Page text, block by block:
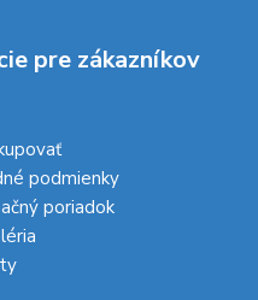
pre zákazníkov
podmienky
poriadok